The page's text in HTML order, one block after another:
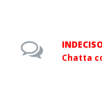
Chatta